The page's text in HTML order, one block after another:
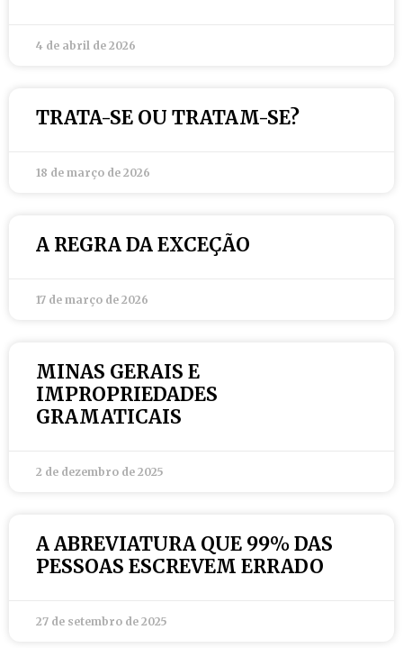
4 de abril de 2026
TRATA-SE OU TRATAM-SE?
18 de março de 2026
A REGRA DA EXCEÇÃO
17 de março de 2026
MINAS GERAIS E
IMPROPRIEDADES
GRAMATICAIS
2 de dezembro de 2025
A ABREVIATURA QUE 99% DAS
PESSOAS ESCREVEM ERRADO
27 de setembro de 2025